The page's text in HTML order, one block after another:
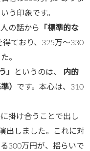
いう印象です。
の話から
「標準的な
得ており、325万〜330
。
」 というのは、
内的
） です。本心は、310
掛け合うことで出し
出しました。これに対
300万円が、揺らいで